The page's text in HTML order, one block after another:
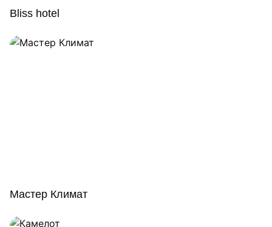
Bliss hotel
Мастер Климат